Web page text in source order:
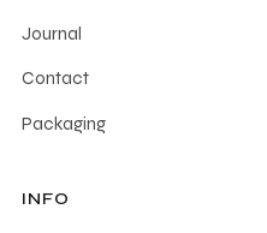
Journal
Contact
Packaging
INFO